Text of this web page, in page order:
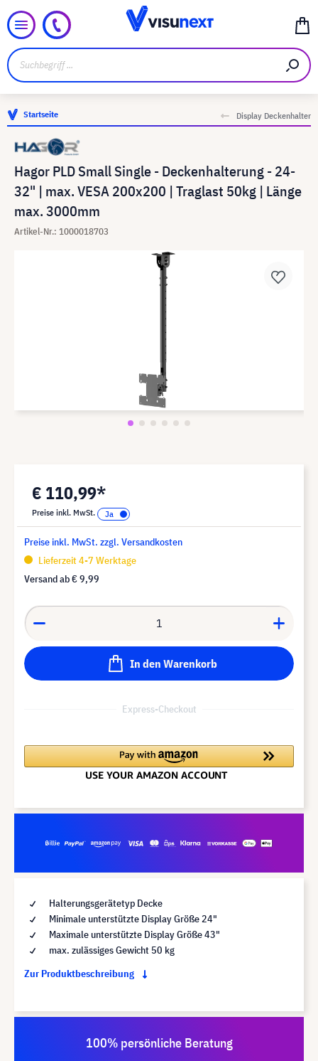
Startseite Display Deckenhalter
Hagor PLD Small Single - Deckenhalterung - 24-
32" | max. VESA 200x200 | Traglast 50kg | Länge
max. 3000mm
Artikel-Nr.: 1000018703
€ 110,99*
Preise inkl. MwSt.
Preise inkl. MwSt. zzgl. Versandkosten
Lieferzeit 4-7 Werktage
Versand ab€ 9,99
In den Warenkorb
Express-Checkout
Halterungsgerätetyp Decke
Minimale unterstützte Display Größe 24"
Maximale unterstützte Display Größe 43"
max. zulässiges Gewicht 50 kg
Zur Produktbeschreibung
100% persönliche Beratung